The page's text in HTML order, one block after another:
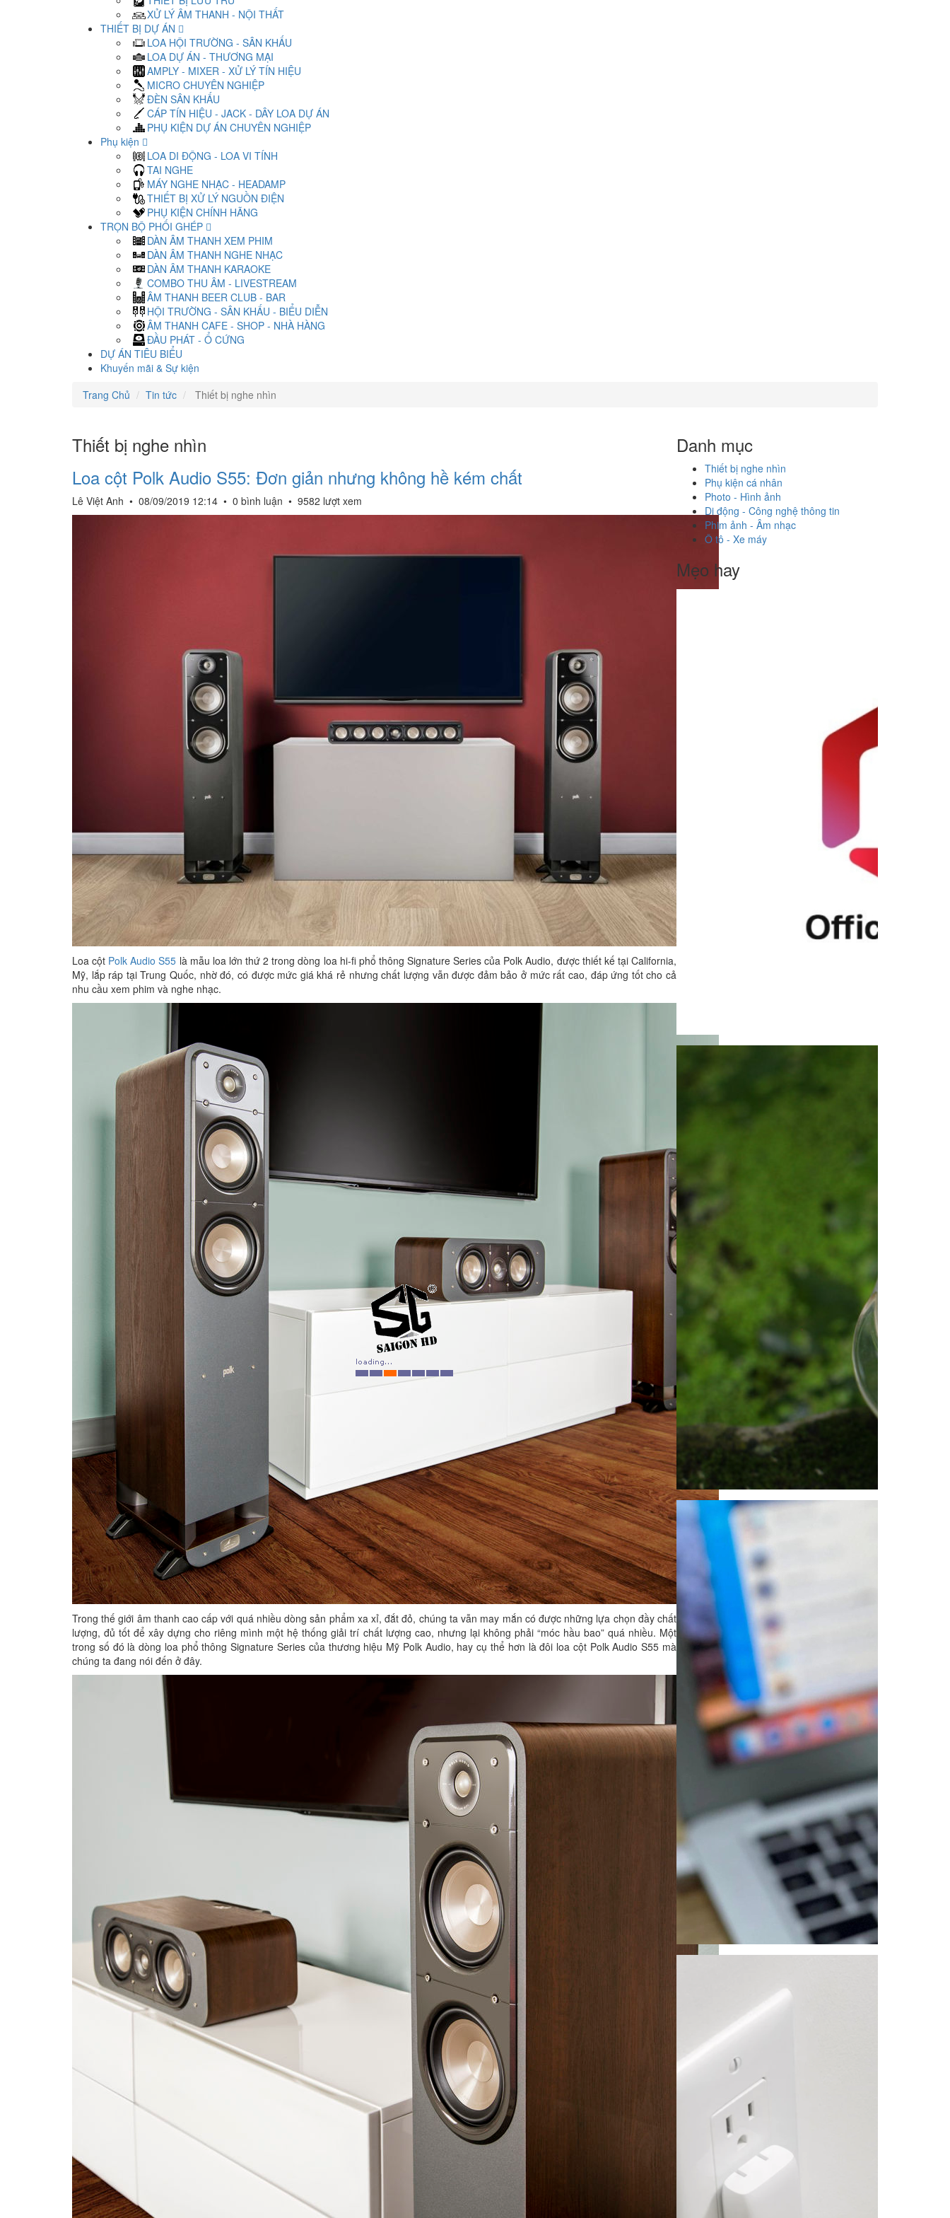
XỬ LÝ ÂM THANH - NỘI THẤT
THIẾT BỊ DỰ ÁN
LOA HỘI TRƯỜNG - SÂN KHẤU
LOA DỰ ÁN - THƯƠNG MẠI
AMPLY - MIXER - XỬ LÝ TÍN HIỆU
MICRO CHUYÊN NGHIỆP
ĐÈN SÂN KHẤU
CÁP TÍN HIỆU - JACK - DÂY LOA DỰ ÁN
PHỤ KIỆN DỰ ÁN CHUYÊN NGHIỆP
Phụ kiện
LOA DI ĐỘNG - LOA VI TÍNH
TAI NGHE
MÁY NGHE NHẠC - HEADAMP
THIẾT BỊ XỬ LÝ NGUỒN ĐIỆN
PHỤ KIỆN CHÍNH HÃNG
TRỌN BỘ PHỐI GHÉP
DÀN ÂM THANH XEM PHIM
DÀN ÂM THANH NGHE NHẠC
DÀN ÂM THANH KARAOKE
COMBO THU ÂM - LIVESTREAM
ÂM THANH BEER CLUB - BAR
HỘI TRƯỜNG - SÂN KHẤU - BIỂU DIỄN
ÂM THANH CAFE - SHOP - NHÀ HÀNG
ĐẦU PHÁT - Ổ CỨNG
DỰ ÁN TIÊU BIỂU
Khuyến mãi & Sự kiện
Trang Chủ
Tin tức Thiết bị nghe nhìn
Thiết bị nghe nhìn
Loa cột Polk Audio S55: Đơn giản nhưng không hề kém chất
Lê Việt Anh • 08/09/2019 12:14 • 0 bình luận • 9582 lượt xem
Loa cột Polk Audio S55 là mẫu loa lớn thứ 2 trong dòng loa hi-fi phổ thông Signature Series của Polk Audio, được thiết kế tại California,
Mỹ, lắp ráp tại Trung Quốc, nhờ đó, có được mức giá khá rẻ nhưng chất lượng vẫn được đảm bảo ở mức rất cao, đáp ứng tốt cho cả
nhu cầu xem phim và nghe nhạc.
Trong thế giới âm thanh cao cấp với quá nhiều dòng sản phẩm xa xỉ, đắt đỏ, chúng ta vẫn may mắn có được những lựa chọn đầy chất
lượng, đủ tốt để xây dựng cho riêng mình một hệ thống giải trí chất lượng cao, nhưng lại không phải “móc hầu bao” quá nhiều. Một
trong số đó là dòng loa phổ thông Signature Series của thương hiệu Mỹ Polk Audio, hay cụ thể hơn là đôi loa cột Polk Audio S55 mà
chúng ta đang nói đến ở đây.
Danh mục
Thiết bị nghe nhìn
Phụ kiện cá nhân
Photo - Hình ảnh
Di động - Công nghệ thông tin
Phim ảnh - Âm nhạc
Ô tô - Xe máy
Mẹo hay